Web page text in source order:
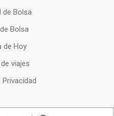
de Bolsa
Bolsa
de Hoy
viajes